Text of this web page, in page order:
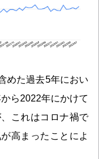
めた過去5年におい
ら2022年にかけて
これはコロナ禍で
高まったことによ